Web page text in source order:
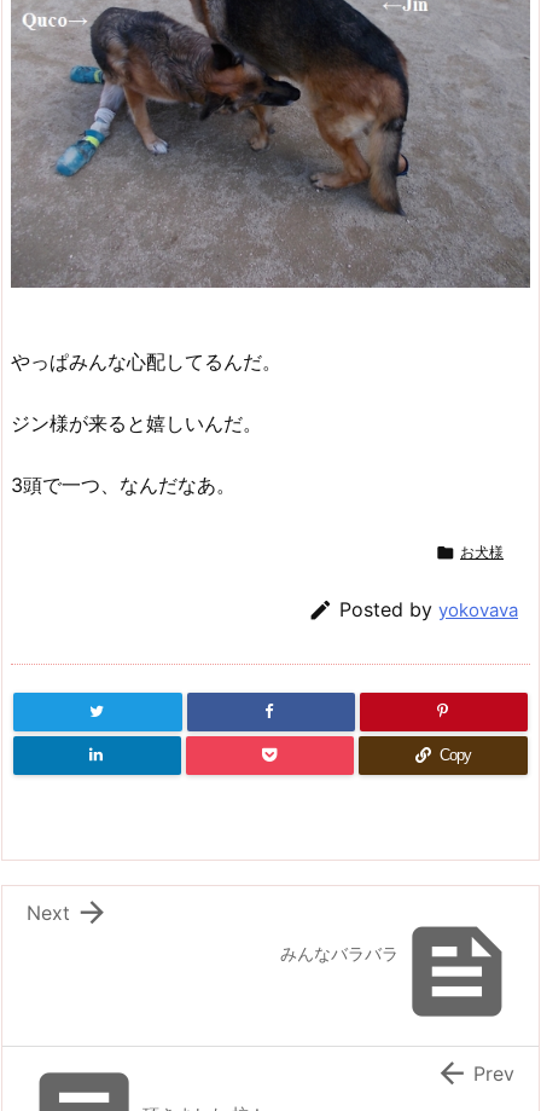
やっぱみんな心配してるんだ。
ジン様が来ると嬉しいんだ。
3頭で一つ、なんだなあ。
 お犬様
 Posted by yokovava
Copy

みんなバラバラ

Next
 Prev